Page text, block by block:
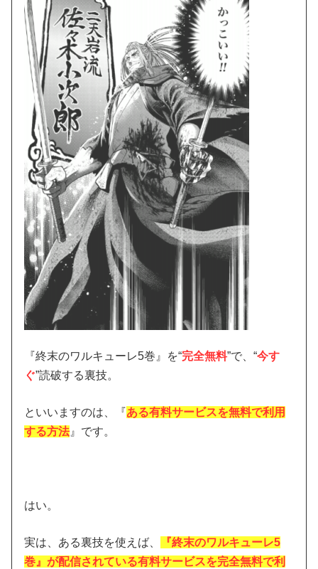
『終末のワルキューレ5巻』を“完全無料”で、“今す
ぐ”読破する裏技。
といいますのは、『ある有料サービスを無料で利用
する方法 』です。
はい。
実は、ある裏技を使えば、
『終末のワルキューレ5
巻』が配信されている有料サービスを完全無料で利